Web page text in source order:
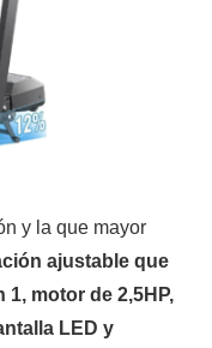
y la que mayor
ajustable que
motor de 2,5HP,
LED y